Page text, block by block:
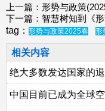
上一篇： 形势与政策
下一篇： 智慧树知到《
tag： 形势与政策2025春 形
相关内容
绝大多数发达国家的
中国目前已成为全球